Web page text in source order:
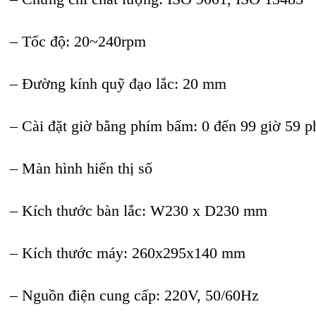
– Tốc độ: 20~240rpm
– Đường kính quỹ đạo lắc: 20 mm
– Cài đặt giờ bằng phím bấm: 0 đến 99 giờ 59
– Màn hình hiển thị số
– Kích thước bàn lắc: W230 x D230 mm
– Kích thước máy: 260x295x140 mm
– Nguồn điện cung cấp: 220V, 50/60Hz